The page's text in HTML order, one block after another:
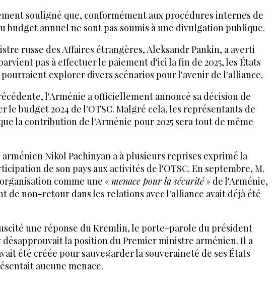
souligné que, conformément aux procédures internes de
budget annuel ne sont pas soumis à une divulgation publique.
russe des Affaires étrangères, Aleksandr Pankin, a averti
pas à effectuer le paiement d'ici la fin de 2025, les États
pourraient explorer divers scénarios pour l'avenir de l'alliance.
l'Arménie a officiellement annoncé sa décision de
le budget 2024 de l'OTSC. Malgré cela, les représentants de
la contribution de l'Arménie pour 2025 sera tout de même
Nikol Pachinyan a à plusieurs reprises exprimé la
de son pays aux activités de l'OTSC. En septembre, M.
comme une « menace pour la sécurité» de l'Arménie,
de non-retour dans les relations avec l'alliance avait déjà été
une réponse du Kremlin, le porte-parole du président
désapprouvait la position du Premier ministre arménien. Il a
été créée pour sauvegarder la souveraineté de ses États
aucune menace.